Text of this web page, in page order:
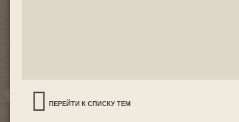
ПЕРЕЙТИ К СПИСКУ ТЕМ